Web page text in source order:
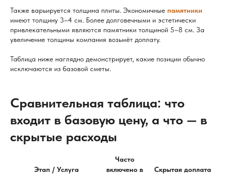
Также варьируется толщина плиты. Экономичные памятники
имеют толщину 3–4 см. Более долговечными и эстетически
привлекательными являются памятники толщиной 5–8 см. За
увеличение толщины компания возьмёт доплату.
Таблица ниже наглядно демонстрирует, какие позиции обычно
исключаются из базовой сметы.
Сравнительная таблица: что
входит в базовую цену, а что — в
скрытые расходы
Этап / Услуга
Часто
включено в
Скрытая доплата